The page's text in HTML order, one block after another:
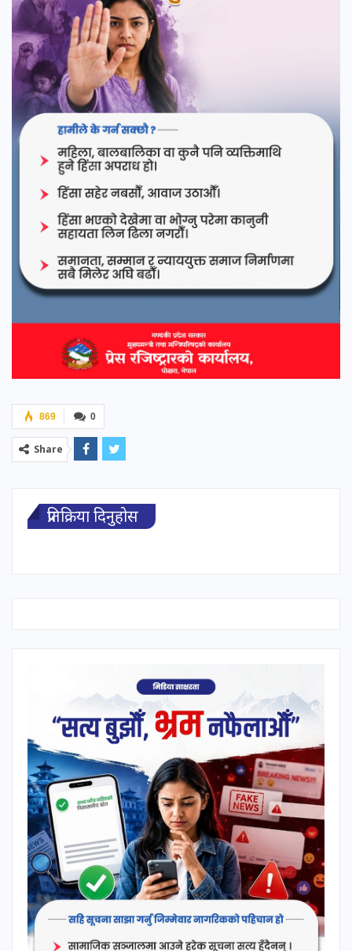
0
869
Share
प्रतिक्रिया दिनुहोस